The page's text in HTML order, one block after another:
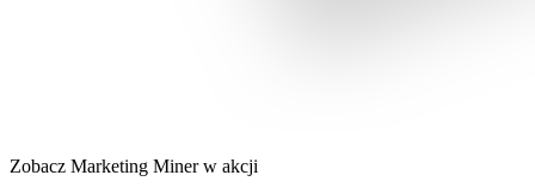
Zobacz Marketing Miner w akcji